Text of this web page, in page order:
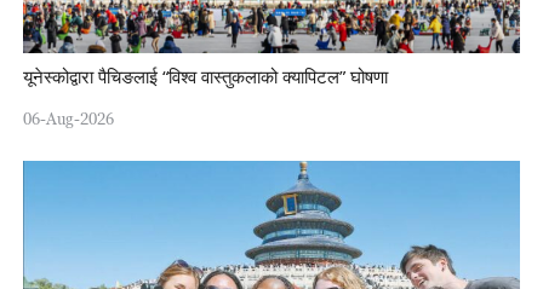
यूनेस्कोद्वारा पैचिङलाई “विश्व वास्तुकलाको क्यापिटल” घोषणा
06-Aug-2026